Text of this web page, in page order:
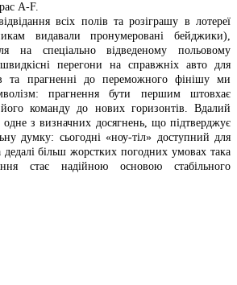
А-F.
всіх полів та розіграшу в лотереї
видавали пронумеровані бейджики),
на спеціально відведеному польовому
перегони на справжніх авто для
та прагненні до переможного фінішу ми
прагнення бути першим штовхає
команду до нових горизонтів. Вдалий
з визначних досягнень, що підтверджує
думку: сьогодні «ноу-тіл» доступний для
більш жорстких погодних умовах така
стає надійною основою стабільного